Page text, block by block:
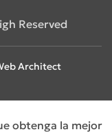
Reserved
Architect
obtenga la mejor